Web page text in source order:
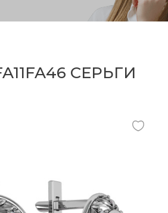
СЕРЬГИ